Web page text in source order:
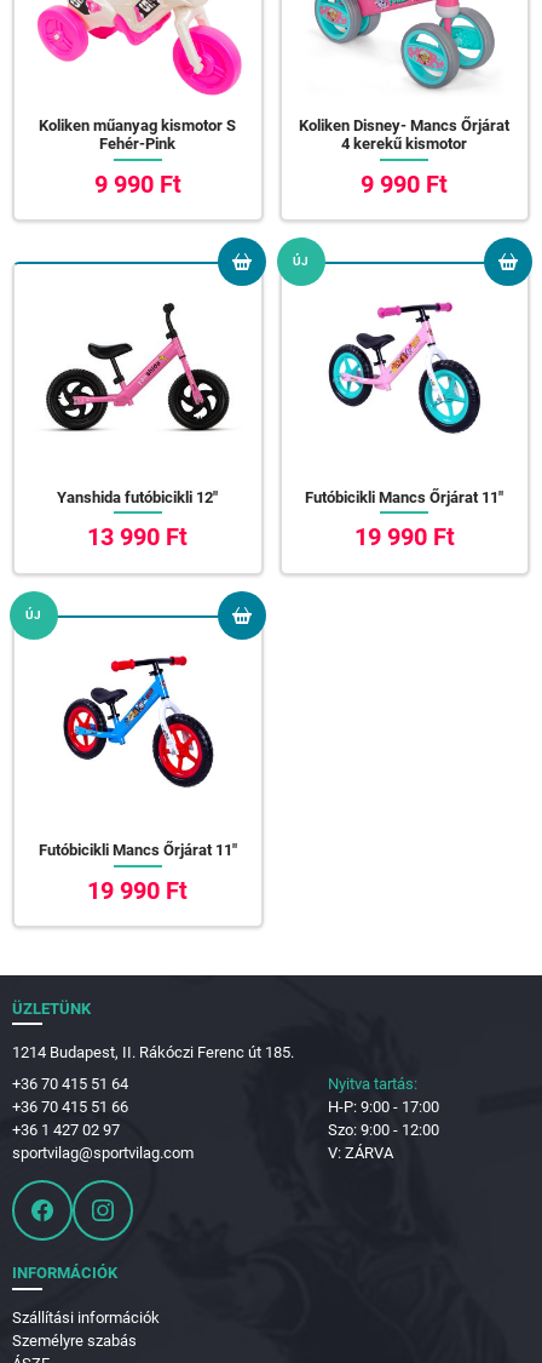
Koliken műanyag kismotor S
Fehér-Pink
9 990 Ft
Koliken Disney- Mancs Őrjárat
4 kerekű kismotor
9 990 Ft
Yanshida futóbicikli 12"
13 990 Ft
ÚJ
Futóbicikli Mancs Őrjárat 11"
19 990 Ft
ÚJ
Futóbicikli Mancs Őrjárat 11"
19 990 Ft
ÜZLETÜNK
1214 Budapest, II. Rákóczi Ferenc út 185.
+36 70 415 51 64
+36 70 415 51 66
+36 1 427 02 97
sportvilag@sportvilag.com
Nyitva tartás:
H-P: 9:00 - 17:00
Szo: 9:00 - 12:00
V: ZÁRVA
INFORMÁCIÓK
Szállítási információk
Személyre szabás